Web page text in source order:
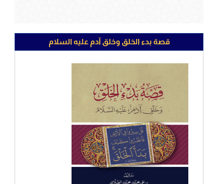
قصة بدء الخلق وخلق آدم عليه السلام